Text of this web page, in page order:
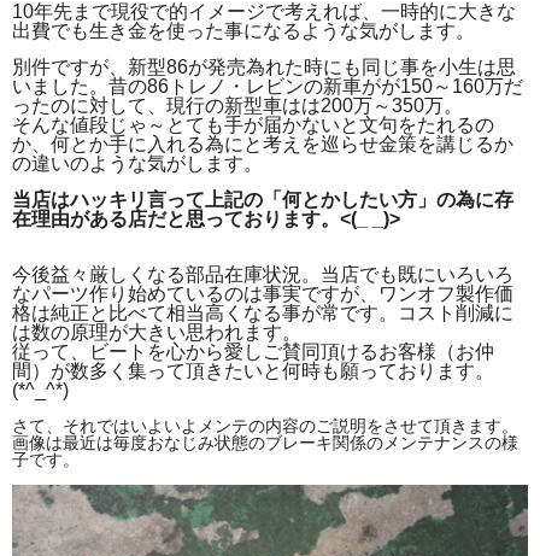
10年先まで現役で的イメージで考えれば、一時的に大きな
出費でも生き金を使った事になるような気がします。
別件ですが、新型86が発売為れた時にも同じ事を小生は思
いました。 昔の86トレノ・レビンの新車がが150～160万だ
ったのに対して、現行の新型車はは200万～350万。
そんな値段じゃ～とても手が届かないと文句をたれるの
か、何とか手に入れる為にと考えを巡らせ金策を講じるか
の違いのような気がします。
当店はハッキリ言って上記の「何とかしたい方」の為に存
在理由がある店だと思っております。<(_ _)>
今後益々厳しくなる部品在庫状況。当店でも既にいろいろ
なパーツ作り始めているのは事実ですが、ワンオフ製作価
格は純正と比べて相当高くなる事が常です。コスト削減に
は数の原理が大きい思われます。
従って、ビートを心から愛しご賛同頂けるお客様（お仲
間）が数多く集って頂きたいと何時も願っております。
(*^_^*)
さて、それではいよいよメンテの内容のご説明をさせて頂きます。
画像は最近は毎度おなじみ状態のブレーキ関係のメンテナンスの様
子です。